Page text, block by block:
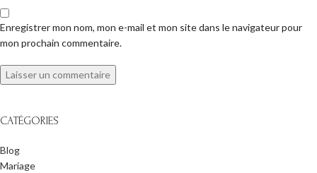
Enregistrer mon nom, mon e-mail et mon site dans le navigateur pour
mon prochain commentaire.
CATÉGORIES
Blog
Mariage